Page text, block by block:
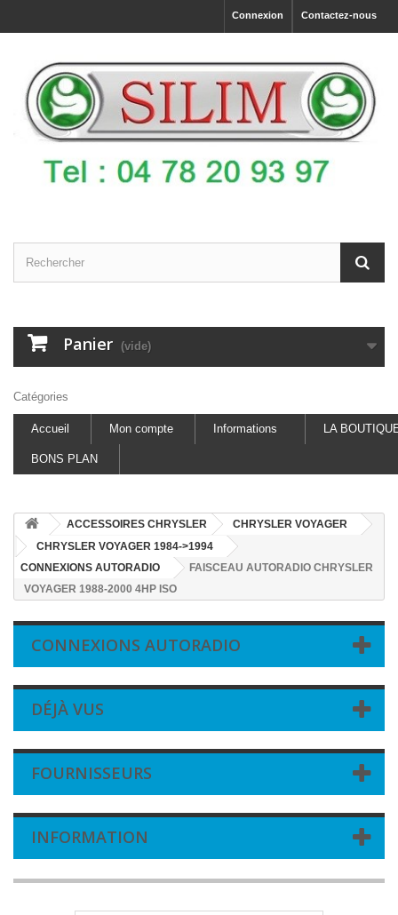
Contactez-nous
Connexion
Panier (vide)
Catégories
Accueil Mon compte Informations LA
BONS PLAN
ACCESSOIRES CHRYSLER
CHRYSLER VOYAGER
CHRYSLER VOYAGER 1984->1994
CONNEXIONS AUTORADIO
FAISCEAU AUTORADIO CHRYSLER
VOYAGER 1988-2000 4HP ISO
CONNEXIONS AUTORADIO
DÉJÀ VUS
FOURNISSEURS
INFORMATION